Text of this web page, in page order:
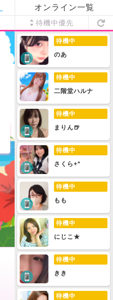
オンライン一覧
待機中優先
待機中
のあ
待機中
二階堂ハルナ
待機中
まりん🍺
待機中
さくら+*
待機中
もも
待機中
にじこ★
待機中
きき
待機中